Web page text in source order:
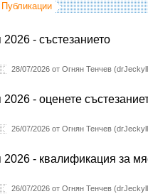
Публикации
2026 - състезанието
28/07/2026 от Огнян Тенчев
2026 - оценете
26/07/2026 от Огнян Тенчев
2026 - квалификация за
26/07/2026 от Огнян Тенчев